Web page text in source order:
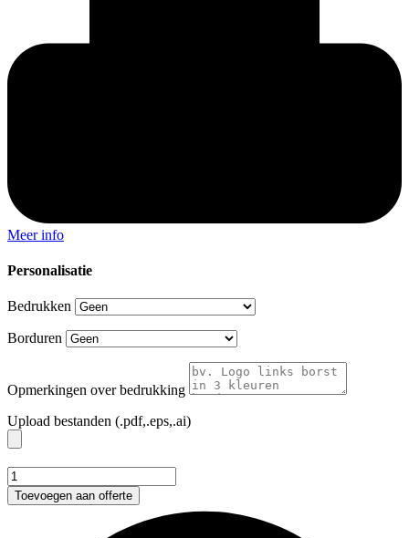
Meer info
Personalisatie
Bedrukken
Borduren
Opmerkingen over bedrukking
Upload bestanden (.pdf,.eps,.ai)
891
-
Crafty
Toevoegen aan offerte